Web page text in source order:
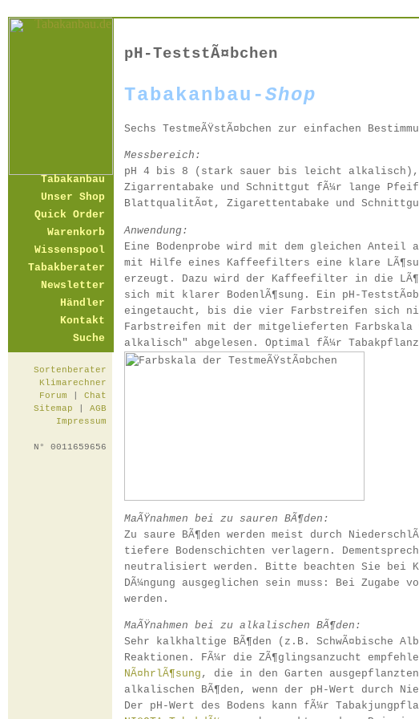
Tabakanbau
Unser Shop
Quick Order
Warenkorb
Wissenspool
Tabakberater
Newsletter
Händler
Kontakt
Suche
Sortenberater
Klimarechner
Forum
Chat
Sitemap
AGB
Impressum
N° 0011659656
pH-TeststÃ¤bchen
Tabakanbau-Shop
Sechs TestmeÃŸstÃ¤bchen zur einfachen
Messbereich:
pH 4 bis 8 (stark sauer bis leicht alkalisch),
Zigarrentabake und Schnittgut fÃ¼r lange
BlattqualitÃ¤t, Zigarettentabake und
Anwendung:
Eine Bodenprobe wird mit dem gleichen
mit Hilfe eines Kaffeefilters eine klare
erzeugt. Dazu wird der Kaffeefilter in die
sich mit klarer BodenlÃ¶sung. Ein pH-
eingetaucht, bis die vier Farbstreifen sich
Farbstreifen mit der mitgelieferten
alkalisch" abgelesen. Optimal fÃ¼r
MaÃŸnahmen bei zu sauren BÃ¶den:
Zu saure BÃ¶den werden meist durch
tiefere Bodenschichten verlagern.
neutralisiert werden. Bitte beachten Sie bei
DÃ¼ngung ausgeglichen sein muss: Bei Zugabe
werden.
MaÃŸnahmen bei zu alkalischen BÃ¶den:
Sehr kalkhaltige BÃ¶den (z.B. SchwÃ¤bische
Reaktionen. FÃ¼r die ZÃ¶glingsanzucht
NÃ¤hrlÃ¶sung , die in den Garten
alkalischen BÃ¶den, wenn der pH-Wert durch
Der pH-Wert des Bodens kann fÃ¼r